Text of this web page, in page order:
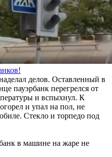
делов. Оставленный в
пауэрбанк перегрелся от
и вспыхнул. К
и упал на пол, не
Стекло и торпедо под
в машине на жаре не